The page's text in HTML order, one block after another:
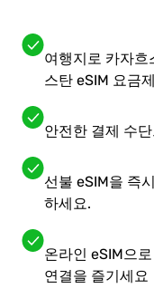
여행지로 카자흐
스탄 eSIM 요금
안전한 결제 수
선불 eSIM을 즉
하세요.
온라인 eSIM으
연결을 즐기세요